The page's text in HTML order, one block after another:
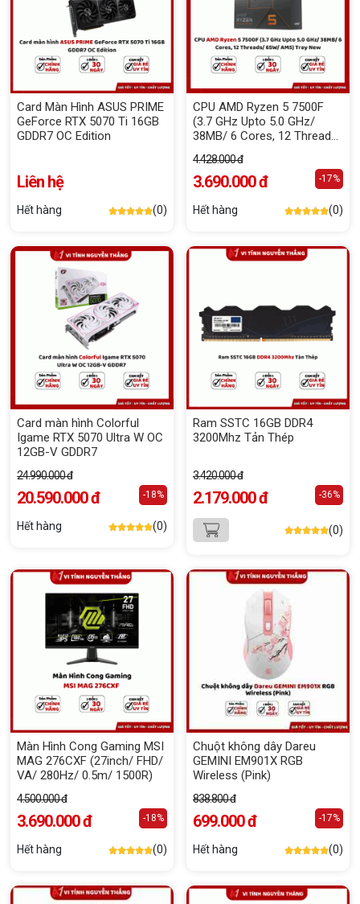
Card Màn Hình ASUS PRIME
GeForce RTX 5070 Ti 16GB
GDDR7 OC Edition
Liên hệ
Hết hàng (0)
CPU AMD Ryzen 5 7500F
(3.7 GHz Upto 5.0 GHz/
38MB/ 6 Cores, 12 Threads/
4.428.000 đ
3.690.000 đ -17%
Hết hàng (0)
Card màn hình Colorful
Igame RTX 5070 Ultra W OC
12GB-V GDDR7
24.990.000 đ
20.590.000 đ -18%
Hết hàng (0)
Ram SSTC 16GB DDR4
3200Mhz Tản Thép
3.420.000 đ
2.179.000 đ -36%
(0)
Màn Hình Cong Gaming MSI
MAG 276CXF (27inch/ FHD/
VA/ 280Hz/ 0.5m/ 1500R)
4.500.000 đ
3.690.000 đ -18%
Hết hàng (0)
Chuột không dây Dareu
GEMINI EM901X RGB
Wireless (Pink)
838.800 đ
699.000 đ -17%
Hết hàng (0)